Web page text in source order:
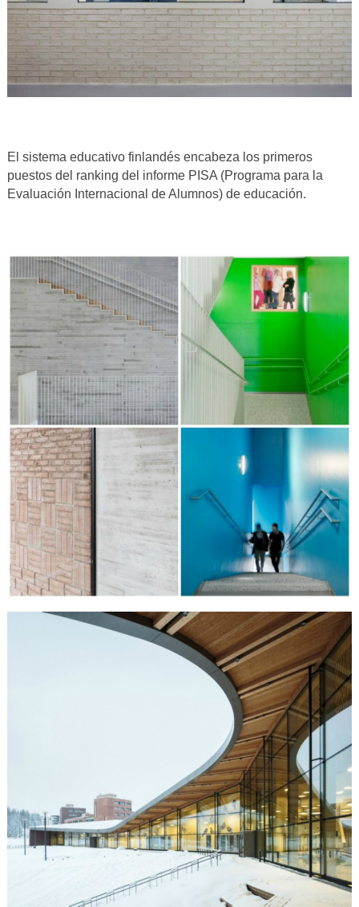
El sistema educativo finlandés encabeza los primeros
puestos del ranking del informe PISA (Programa para la
Evaluación Internacional de Alumnos) de educación.